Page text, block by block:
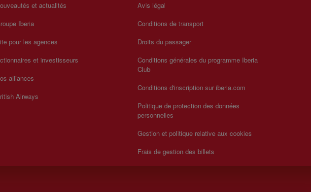
et actualités
Iberia
pour les agences
et investisseurs
alliances
Airways
Avis légal
Conditions de transport
Droits du passager
Conditions générales du programme Iberia
Club
Conditions d'inscription sur iberia.com
Politique de protection des données
personnelles
Gestion et politique relative aux cookies
Frais de gestion des billets